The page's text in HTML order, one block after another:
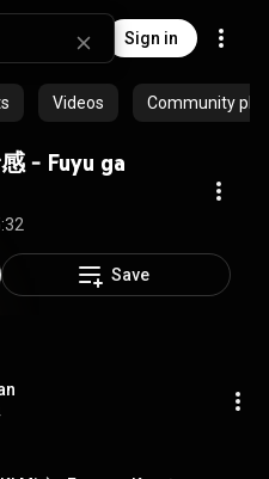
Sign in
Videos Community
- Fuyu ga
Save